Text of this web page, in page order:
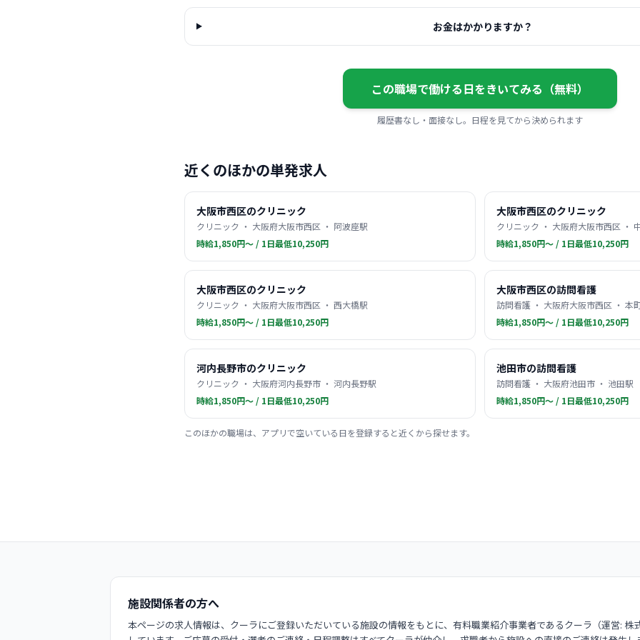
お金はかかりますか？
この職場で働ける日をきいてみる（無料）
履歴書なし・面接なし。日程を見てから決められます
近くのほかの単発求人
大阪市西区のクリニック
クリニック ・ 大阪府大阪市西区 ・ 阿波座駅
時給1,850円〜 / 1日最低10,250円
大阪市西区のクリニック
クリニック ・ 大阪府大阪市西区 ・
時給1,850円〜 / 1日最低10,250円
大阪市西区のクリニック
クリニック ・ 大阪府大阪市西区 ・ 西大橋駅
時給1,850円〜 / 1日最低10,250円
大阪市西区の訪問看護
訪問看護 ・ 大阪府大阪市西区 ・ 本
時給1,850円〜 / 1日最低10,250円
河内長野市のクリニック
クリニック ・ 大阪府河内長野市 ・ 河内長野駅
時給1,850円〜 / 1日最低10,250円
池田市の訪問看護
訪問看護 ・ 大阪府池田市 ・ 池田駅
時給1,850円〜 / 1日最低10,250円
このほかの職場は、アプリで空いている日を登録すると近くから探せます。
施設関係者の方へ
本ページの求人情報は、クーラにご登録いただいている施設の情報をもとに、有料職業紹介事業者であるクーラ（運営: